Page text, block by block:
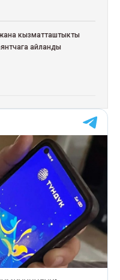
кызматташтыкты
айланды